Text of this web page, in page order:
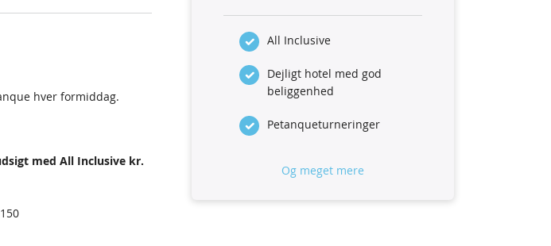
hver formiddag.
med All Inclusive kr.
All Inclusive
Dejligt hotel med god
beliggenhed
Petanqueturneringer
Og meget mere